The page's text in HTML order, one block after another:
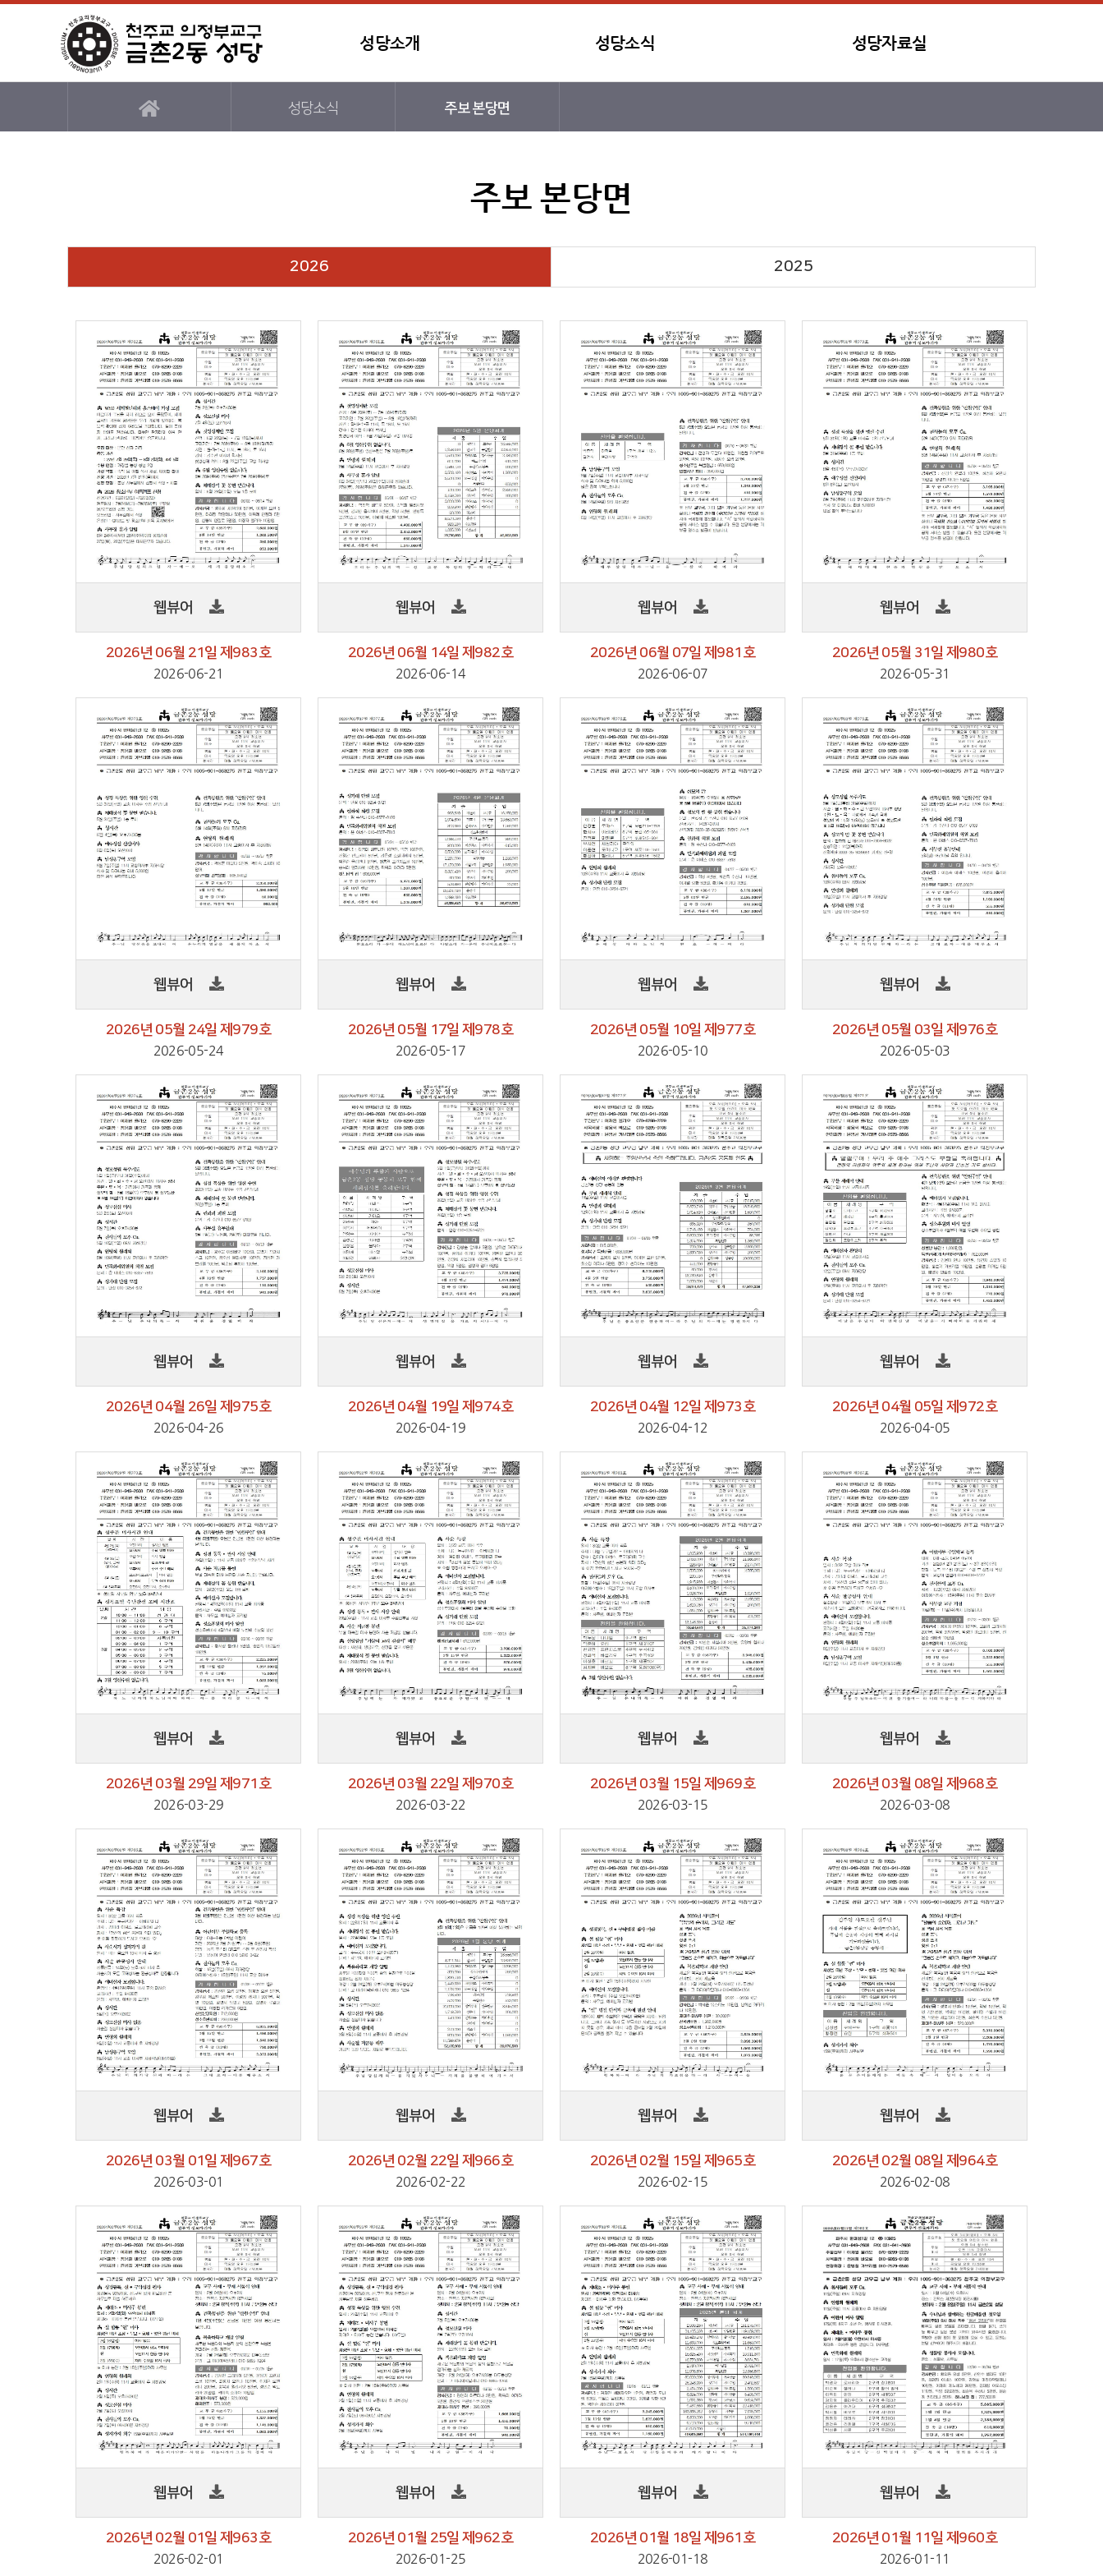
성당소개 성당소식 성당자료실
성당소식 주보 본당면
주보 본당면
2026 2025
웹뷰어
2026년 06월 21일 제983호
2026-06-21
웹뷰어
2026년 06월 14일 제982호
2026-06-14
웹뷰어
2026년 06월 07일 제981호
2026-06-07
웹뷰어
2026년 05월 31일 제980호
2026-05-31
웹뷰어
2026년 05월 24일 제979호
2026-05-24
웹뷰어
2026년 05월 17일 제978호
2026-05-17
웹뷰어
2026년 05월 10일 제977호
2026-05-10
웹뷰어
2026년 05월 03일 제976호
2026-05-03
웹뷰어
2026년 04월 26일 제975호
2026-04-26
웹뷰어
2026년 04월 19일 제974호
2026-04-19
웹뷰어
2026년 04월 12일 제973호
2026-04-12
웹뷰어
2026년 04월 05일 제972호
2026-04-05
웹뷰어
2026년 03월 29일 제971호
2026-03-29
웹뷰어
2026년 03월 22일 제970호
2026-03-22
웹뷰어
2026년 03월 15일 제969호
2026-03-15
웹뷰어
2026년 03월 08일 제968호
2026-03-08
웹뷰어
2026년 03월 01일 제967호
2026-03-01
웹뷰어
2026년 02월 22일 제966호
2026-02-22
웹뷰어
2026년 02월 15일 제965호
2026-02-15
웹뷰어
2026년 02월 08일 제964호
2026-02-08
웹뷰어
2026년 02월 01일 제963호
2026-02-01
웹뷰어
2026년 01월 25일 제962호
2026-01-25
웹뷰어
2026년 01월 18일 제961호
2026-01-18
웹뷰어
2026년 01월 11일 제960호
2026-01-11